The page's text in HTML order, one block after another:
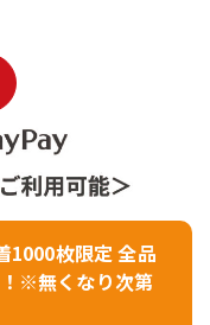
1000枚限定 全品
※無くなり次第